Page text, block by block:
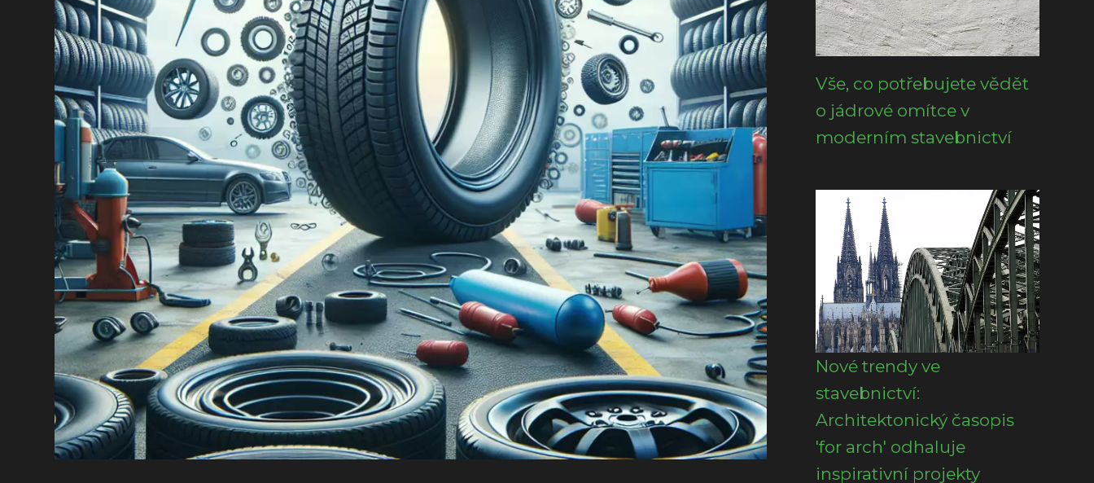
Vše, co potřebujete vědět
o jádrové omítce v
moderním stavebnictví
Nové trendy ve
stavebnictví:
Architektonický časopis
'for arch' odhaluje
inspirativní projekty